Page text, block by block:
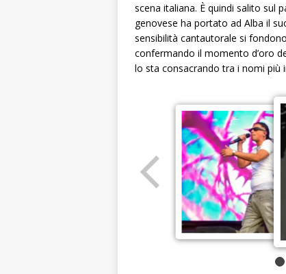
scena italiana. È quindi salito sul
genovese ha portato ad Alba il
sensibilità cantautorale si
confermando il momento d’oro
lo sta consacrando tra i nomi più